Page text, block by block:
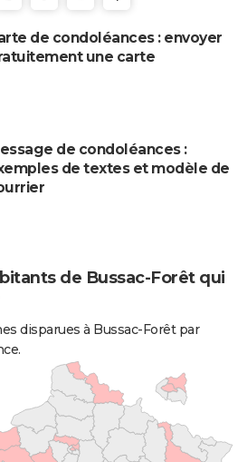
de condoléances : envoyer
une carte
de condoléances :
de textes et modèle de
de Bussac-Forêt qui
disparues à Bussac-Forêt par